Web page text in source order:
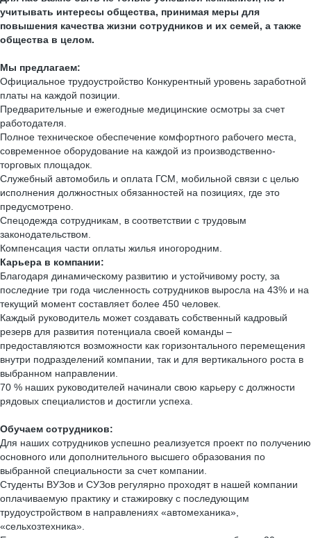
учитывать интересы общества, принимая меры для
повышения качества жизни сотрудников и их семей, а также
общества в целом.
Мы предлагаем:
Официальное трудоустройство Конкурентный уровень заработной
платы на каждой позиции.
Предварительные и ежегодные медицинские осмотры за счет
работодателя.
Полное техническое обеспечение комфортного рабочего места,
современное оборудование на каждой из производственно-
торговых площадок.
Служебный автомобиль и оплата ГСМ, мобильной связи с целью
исполнения должностных обязанностей на позициях, где это
предусмотрено.
Спецодежда сотрудникам, в соответствии с трудовым
законодательством.
Компенсация части оплаты жилья иногородним.
Карьера в компании:
Благодаря динамическому развитию и устойчивому росту, за
последние три года численность сотрудников выросла на 43% и на
текущий момент составляет более 450 человек.
Каждый руководитель может создавать собственный кадровый
резерв для развития потенциала своей команды –
предоставляются возможности как горизонтального перемещения
внутри подразделений компании, так и для вертикального роста в
выбранном направлении.
70 % наших руководителей начинали свою карьеру с должности
рядовых специалистов и достигли успеха.
Обучаем сотрудников:
Для наших сотрудников успешно реализуется проект по получению
основного или дополнительного высшего образования по
выбранной специальности за счет компании.
Студенты ВУЗов и СУЗов регулярно проходят в нашей компании
оплачиваемую практику и стажировку с последующим
трудоустройством в направлениях «автомеханика»,
«сельхозтехника».